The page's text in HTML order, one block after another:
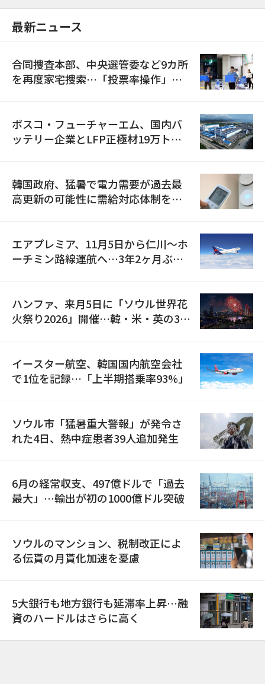
最新ニュース
合同捜査本部、中央選管委など9カ所
を再度家宅捜索…「投票率操作」の
ポスコ・フューチャーエム、国内バ
ッテリー企業とLFP正極材19万トン
韓国政府、猛暑で電力需要が過去最
高更新の可能性に需給対応体制を点
エアプレミア、11月5日から仁川〜ホ
ーチミン路線運航へ…3年2ヶ月ぶり
ハンファ、来月5日に「ソウル世界花
火祭り2026」開催…韓・米・英の3カ
イースター航空、韓国国内航空会社
で1位を記録…「上半期搭乗率93%」
ソウル市「猛暑重大警報」が発令さ
れた4日、熱中症患者39人追加発生
6月の経常収支、497億ドルで「過去
最大」…輸出が初の1000億ドル突破
ソウルのマンション、税制改正によ
る伝貰の月貰化加速を憂慮
5大銀行も地方銀行も延滞率上昇…融
資のハードルはさらに高く